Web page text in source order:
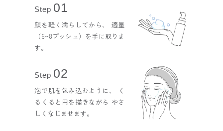
Step 01
顔を軽く濡らしてから、 適量
（6~8プッシュ）を手に取りま
す。
Step 02
泡で肌を包み込むように、 く
るくると円を描きながら やさ
しくなじませます。